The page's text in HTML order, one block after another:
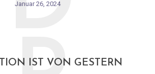
Januar 26, 2024
IST VON GESTERN